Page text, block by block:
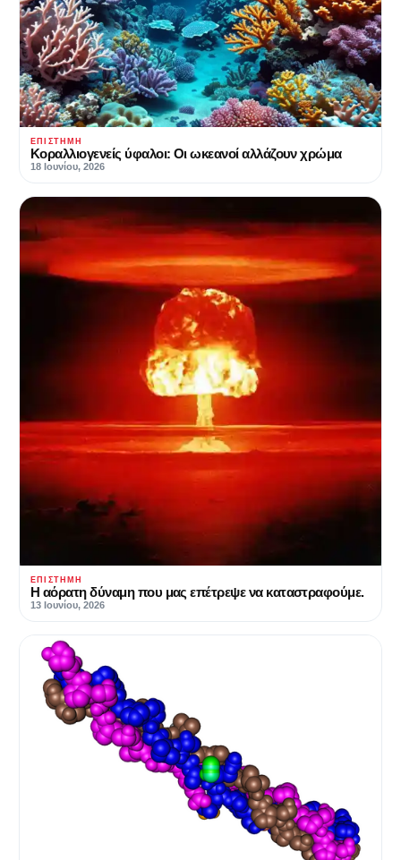
ΕΠΙΣΤΉΜΗ
Κοραλλιογενείς ύφαλοι: Οι ωκεανοί αλλάζουν χρώμα
18 Ιουνίου, 2026
ΕΠΙΣΤΉΜΗ
Η αόρατη δύναμη που μας επέτρεψε να καταστραφούμε.
13 Ιουνίου, 2026